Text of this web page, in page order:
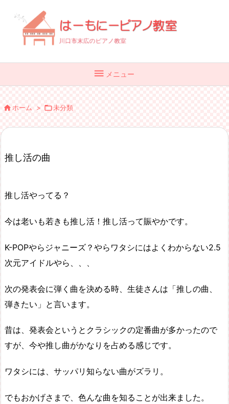
 メニュー
ホーム > 未分類
推し活の曲
推し活やってる？
今は老いも若きも推し活！推し活って賑やかです。
K-POPやらジャニーズ？やらワタシにはよくわからない2.5
次元アイドルやら、、、
次の発表会に弾く曲を決める時、生徒さんは「推しの曲、
弾きたい」と言います。
昔は、発表会というとクラシックの定番曲が多かったので
すが、今や推し曲がかなりを占める感じです。
ワタシには、サッパリ知らない曲がズラリ。
でもおかげさまで、色んな曲を知ることが出来ました。